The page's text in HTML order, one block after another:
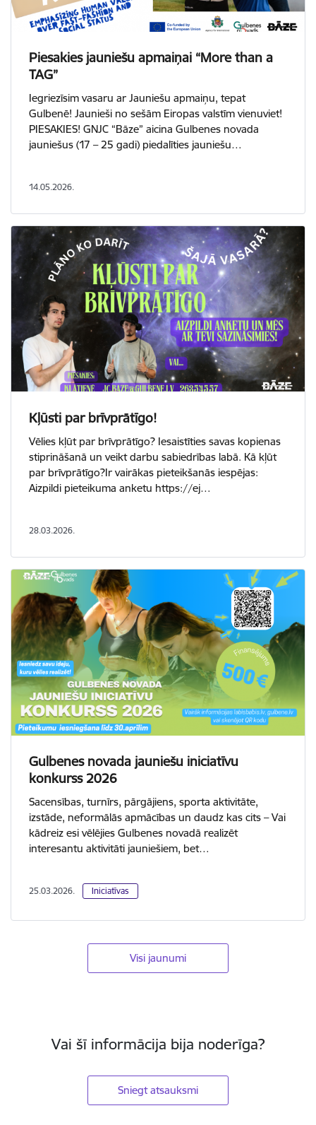
Piesakies jauniešu apmaiņai “More than a
TAG”
Iegriezīsim vasaru ar Jauniešu apmaiņu, tepat
Gulbenē! Jaunieši no sešām Eiropas valstīm vienuviet!
PIESAKIES! GNJC “Bāze” aicina Gulbenes novada
jauniešus (17 – 25 gadi) piedalīties jauniešu…
14.05.2026.
Kļūsti par brīvprātīgo!
Vēlies kļūt par brīvprātīgo? Iesaistīties savas kopienas
stiprināšanā un veikt darbu sabiedrības labā. Kā kļūt
par brīvprātīgo?Ir vairākas pieteikšanās iespējas:
Aizpildi pieteikuma anketu https://ej…
28.03.2026.
Gulbenes novada jauniešu iniciatīvu
konkurss 2026
Sacensības, turnīrs, pārgājiens, sporta aktivitāte,
izstāde, neformālās apmācības un daudz kas cits – Vai
kādreiz esi vēlējies Gulbenes novadā realizēt
interesantu aktivitāti jauniešiem, bet…
25.03.2026. Iniciatīvas
Visi jaunumi
Vai šī informācija bija noderīga?
Sniegt atsauksmi